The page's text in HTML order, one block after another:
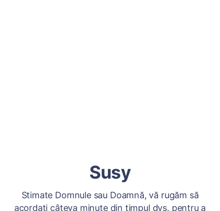
Susy
Stimate Domnule sau Doamnă, vă rugăm să
acordați câteva minute din timpul dvs. pentru a